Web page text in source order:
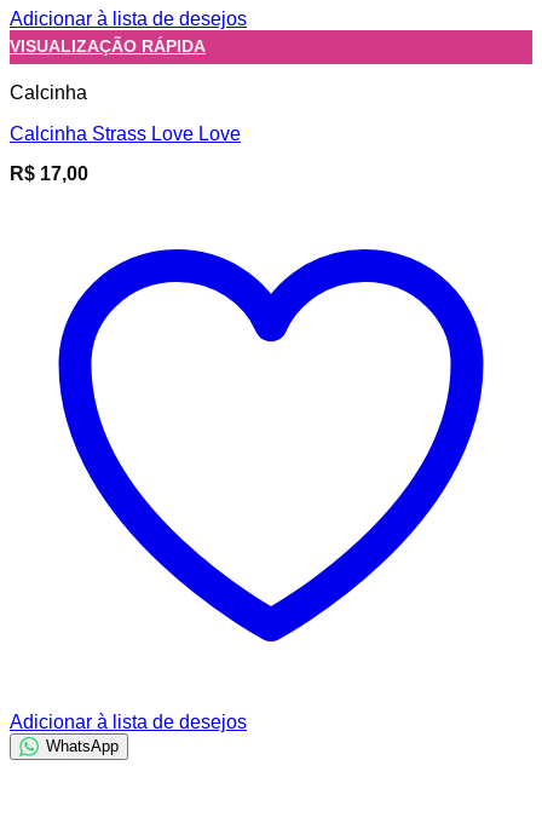
Adicionar à lista de desejos
VISUALIZAÇÃO RÁPIDA
Calcinha
Calcinha Strass Love Love
R$ 17,00
Adicionar à lista de desejos
WhatsApp